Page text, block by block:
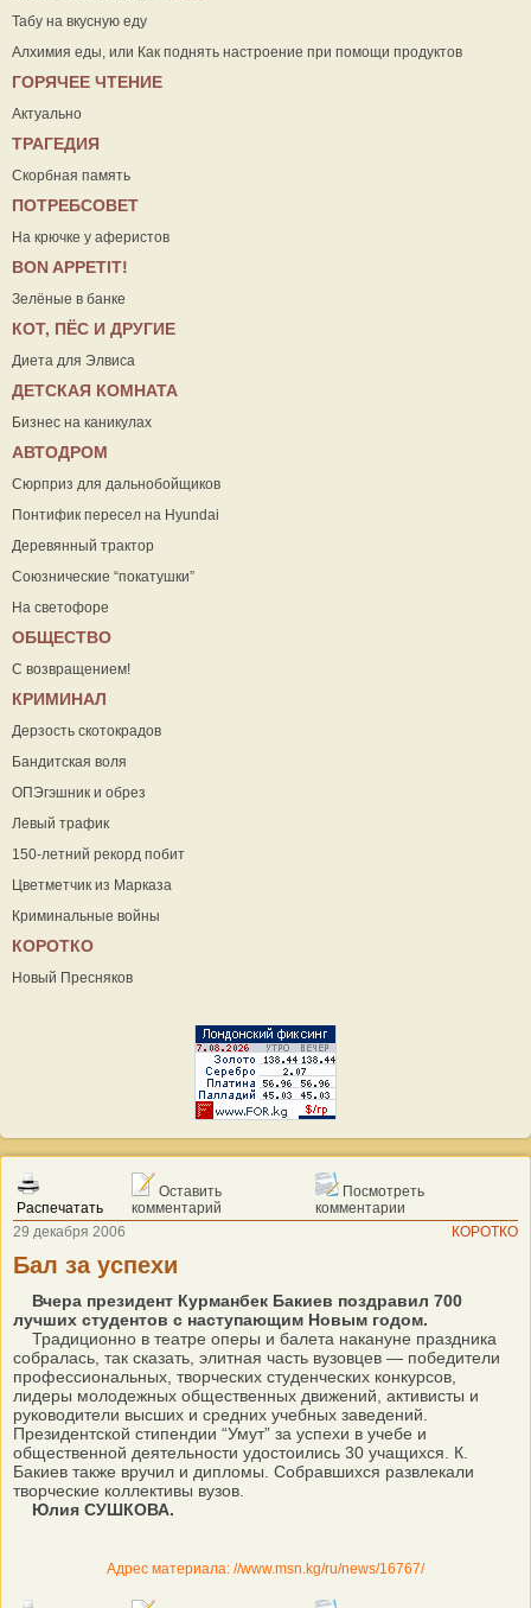
Табу на вкусную еду
Алхимия еды, или Как поднять настроение при помощи продуктов
ГОРЯЧЕЕ ЧТЕНИЕ
Актуально
ТРАГЕДИЯ
Скорбная память
ПОТРЕБСОВЕТ
На крючке у аферистов
ВON APPETIT!
Зелёные в банке
КОТ, ПЁС И ДРУГИЕ
Диета для Элвиса
ДЕТСКАЯ КОМНАТА
Бизнес на каникулах
АВТОДРОМ
Сюрприз для дальнобойщиков
Понтифик пересел на Hyundai
Деревянный трактор
Союзнические “покатушки”
На светофоре
ОБЩЕСТВО
С возвращением!
КРИМИНАЛ
Дерзость скотокрадов
Бандитская воля
ОПЭгэшник и обрез
Левый трафик
150-летний рекорд побит
Цветметчик из Марказа
Криминальные войны
КОРОТКО
Новый Пресняков
Распечатать
Оставить
комментарий
Посмотреть
комментарии
29 декабря 2006
КОРОТКО
Бал за успехи
Вчера президент Курманбек Бакиев поздравил 700
лучших студентов с наступающим Новым годом.
Традиционно в театре оперы и балета накануне праздника
собралась, так сказать, элитная часть вузовцев — победители
профессиональных, творческих студенческих конкурсов,
лидеры молодежных общественных движений, активисты и
руководители высших и средних учебных заведений.
Президентской стипендии “Умут” за успехи в учебе и
общественной деятельности удостоились 30 учащихся. К.
Бакиев также вручил и дипломы. Собравшихся развлекали
творческие коллективы вузов.
Юлия СУШКОВА.
Адрес материала: //www.msn.kg/ru/news/16767/